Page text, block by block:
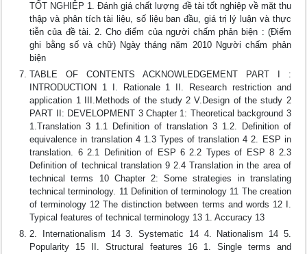
TỐT NGHIỆP 1. Đánh giá chất lượng đề tài tốt nghiệp về mặt thu
thập và phân tích tài liệu, số liệu ban đầu, giá trị lý luận và thực
tiễn của đề tài. 2. Cho điểm của người chấm phản biện : (Điểm
ghi bằng số và chữ) Ngày tháng năm 2010 Người chấm phản
biện
TABLE OF CONTENTS ACKNOWLEDGEMENT PART I :
INTRODUCTION 1 I. Rationale 1 II. Research restriction and
application 1 III.Methods of the study 2 V.Design of the study 2
PART II: DEVELOPMENT 3 Chapter 1: Theoretical background 3
1.Translation 3 1.1 Definition of translation 3 1.2. Definition of
equivalence in translation 4 1.3 Types of translation 4 2. ESP in
translation. 6 2.1 Definition of ESP 6 2.2 Types of ESP 8 2.3
Definition of technical translation 9 2.4 Translation in the area of
technical terms 10 Chapter 2: Some strategies in translating
technical terminology. 11 Definition of terminology 11 The creation
of terminology 12 The distinction between terms and words 12 I.
Typical features of technical terminology 13 1. Accuracy 13
2. Internationalism 14 3. Systematic 14 4. Nationalism 14 5.
Popularity 15 II. Structural features 16 1. Single terms and